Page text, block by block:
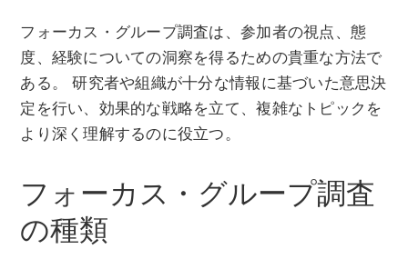
フォーカス・グループ調査は、参加者の視点、態
度、経験についての洞察を得るための貴重な方法で
ある。 研究者や組織が十分な情報に基づいた意思決
定を行い、効果的な戦略を立て、複雑なトピックを
より深く理解するのに役立つ。
フォーカス・グループ調査
の種類